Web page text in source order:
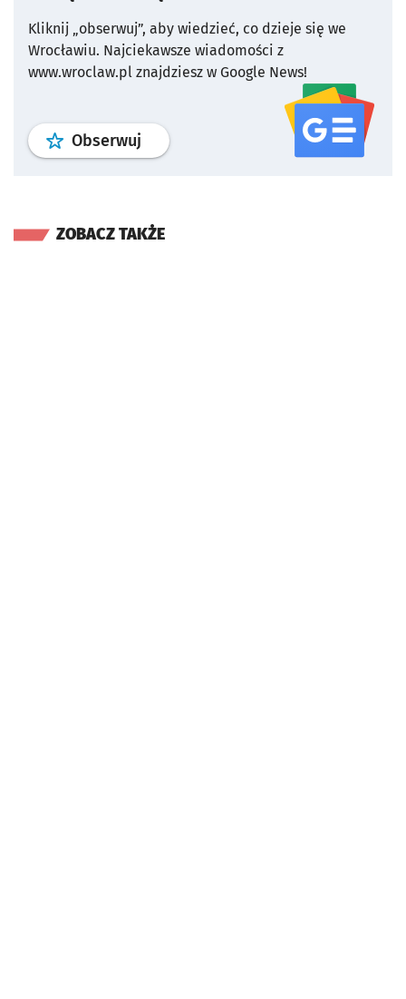
Kliknij „obserwuj”, aby wiedzieć, co dzieje się we
Wrocławiu. Najciekawsze wiadomości z
www.wroclaw.pl znajdziesz w Google News!
Obserwuj profil serwisu
ZOBACZ TAKŻE